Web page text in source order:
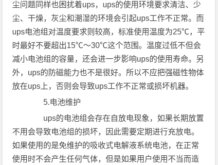
尘问题同样也困扰着ups，ups的使用环境要求清洁、少
尘、干燥，灰尘和潮湿的环境会引起ups工作不正常。而
ups电池组对温度要求则较高，标准使用温度为25℃，平
时最好不要超出15℃～30℃这个范围。温度过低不但会
减小电池组的容量，还会进一步影响ups的使用寿命。另
外，ups的防磁能力也不是很好。所以不应把强磁性物体
放在ups上，否则会导致ups工作不正常或损坏机器。
5.电池维护
ups的电池组会存在自放电现象，如果长期放置
不用会导致电池组的损坏，因此需要定期进行充放电。
如果使用的是免维护的吸收式电解液系统电池，在正常
使用时不会产生任何气体，但是如果用户使用不当而造